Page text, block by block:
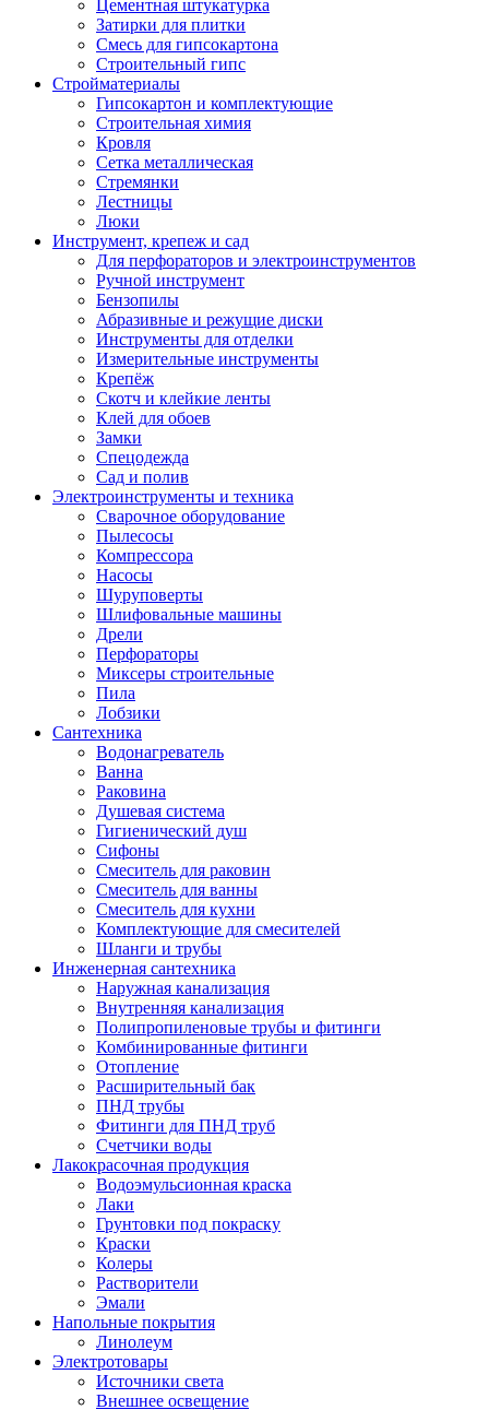
Цементная штукатурка
Затирки для плитки
Смесь для гипсокартона
Строительный гипс
Стройматериалы
Гипсокартон и комплектующие
Строительная химия
Кровля
Сетка металлическая
Стремянки
Лестницы
Люки
Инструмент, крепеж и сад
Для перфораторов и электроинструментов
Ручной инструмент
Бензопилы
Абразивные и режущие диски
Инструменты для отделки
Измерительные инструменты
Крепёж
Скотч и клейкие ленты
Клей для обоев
Замки
Спецодежда
Сад и полив
Электроинструменты и техника
Сварочное оборудование
Пылесосы
Компрессора
Насосы
Шуруповерты
Шлифовальные машины
Дрели
Перфораторы
Миксеры строительные
Пила
Лобзики
Сантехника
Водонагреватель
Ванна
Раковина
Душевая система
Гигиенический душ
Сифоны
Смеситель для раковин
Смеситель для ванны
Смеситель для кухни
Комплектующие для смесителей
Шланги и трубы
Инженерная сантехника
Наружная канализация
Внутренняя канализация
Полипропиленовые трубы и фитинги
Комбинированные фитинги
Отопление
Расширительный бак
ПНД трубы
Фитинги для ПНД труб
Счетчики воды
Лакокрасочная продукция
Водоэмульсионная краска
Лаки
Грунтовки под покраску
Краски
Колеры
Растворители
Эмали
Напольные покрытия
Линолеум
Электротовары
Источники света
Внешнее освещение